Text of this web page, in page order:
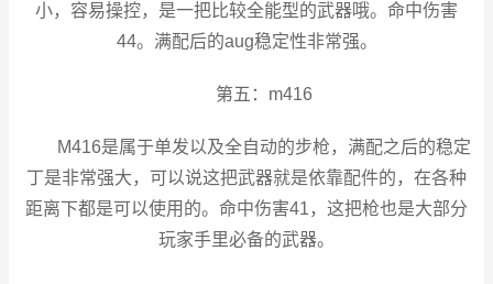
小，容易操控，是一把比较全能型的武器哦。命中伤害
44。满配后的aug稳定性非常强。
第五：m416
M416是属于单发以及全自动的步枪，满配之后的稳定
丁是非常强大，可以说这把武器就是依靠配件的，在各种
距离下都是可以使用的。命中伤害41，这把枪也是大部分
玩家手里必备的武器。